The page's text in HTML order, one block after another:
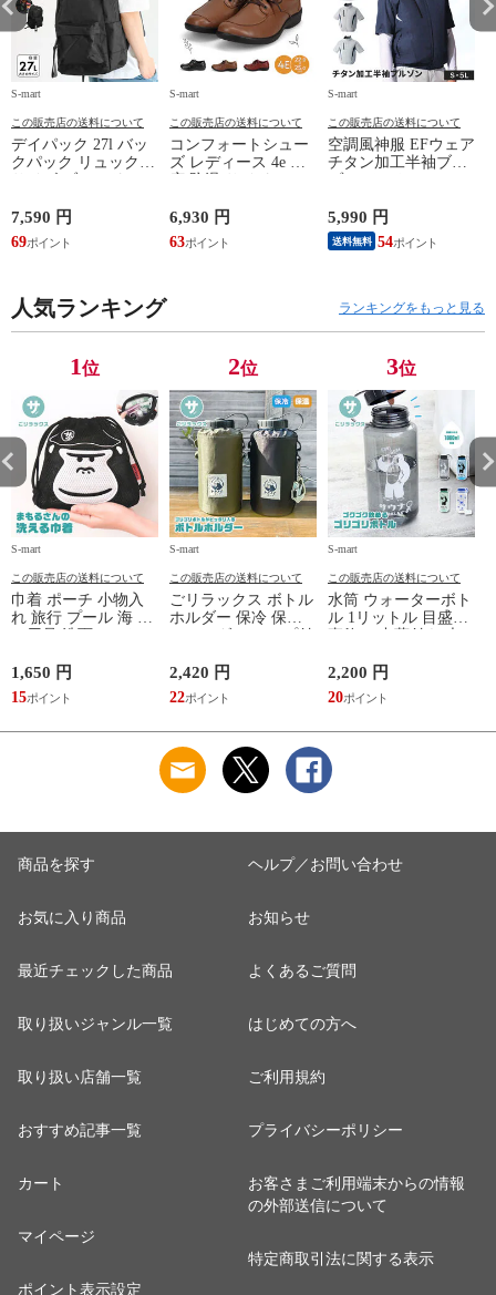
S-mart
この販売店の送料について
デイパック 27l バッ
クパック リュック
サイズ ブランド ロ
鞄 機内持ち込み 夏
スラッシャー
THRASHER r1929
7,590 円
69
S-mart
この販売店の送料について
コンフォートシュー
ズ レディース 4e 幅
広 防滑 サイドファ
シューズ 黒 トパー
ズ モア 靴 カジュア
ルシューズ 外反母趾
TOPAZ 1410
6,930 円
63
S-mart
この販売店の送料について
空調風神服 EFウェア
チタン加工半袖ブル
ゾン ベスト ファン
ジャケット 遮熱 作
業服 作業着 上着 ア
タックベース KF100
5,990 円
送料無料 54
人気ランキング ランキングをもっと見る
1位
S-mart
この販売店の送料について
巾着 ポーチ 小物入
れ 旅行 プール 海 バ
ス用品 洗面セット
サウナ ごリラックス
まもるさんの洗える
巾着 ブラック 黒
1,650 円
15
2位
S-mart
この販売店の送料について
ごリラックス ボトル
ホルダー 保冷 保温
ショルダー ループ付
補給 マイボトル サ
ウナ 温泉 水筒 カバ
ー トトノイモード
2,420 円
22
3位
S-mart
この販売店の送料について
水筒 ウォーターボト
ル 1リットル 目盛り
直飲み 中蓋付き 大
マイボトル 動物 ア
ニマル ゴリラ ごリ
ラックス ゴリゴリボ
2,200 円
20
商品を探す
お気に入り商品
最近チェックした商品
取り扱いジャンル一覧
取り扱い店舗一覧
おすすめ記事一覧
カート
マイページ
ポイント表示設定
ヘルプ／お問い合わせ
お知らせ
よくあるご質問
はじめての方へ
ご利用規約
プライバシーポリシー
お客さまご利用端末からの情報
の外部送信について
特定商取引法に関する表示